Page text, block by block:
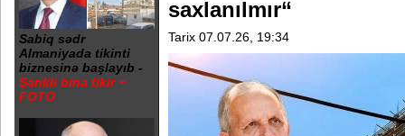
Sabiq sədr
Almaniyada tikinti
biznesinə başlayıb -
Şərikli bina tikir +
FOTO
saxlanılmır“
Tarix 07.07.26, 19:34